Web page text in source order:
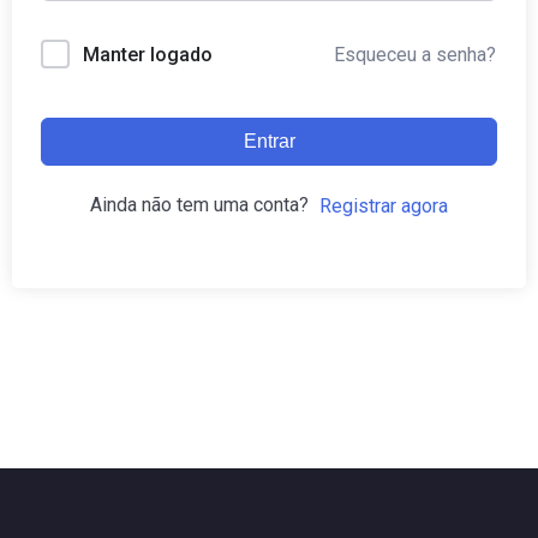
Manter logado Esqueceu a senha?
Entrar
Ainda não tem uma conta? Registrar agora